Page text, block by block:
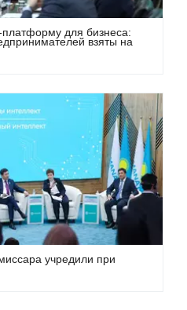
для бизнеса:
взяты на
учредили при